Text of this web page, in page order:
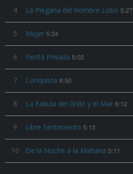
4 La Plegaria del Hombre Lobo 5:27
5 Mujer 5:24
6 Fiesta Privada 5:02
7 Conquista 6:50
8 La Fabula del Grillo y el Mar 6:12
9 Libre Sentimiento 5:13
10 De la Noche a la Mañana 5:11